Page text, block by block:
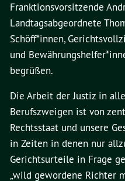
Franktionsvorsitzende
Landtagsabgeordnete
Schöff*innen,
und
begrüßen.
Die Arbeit der Justiz in
Berufszweigen ist von
Rechtsstaat und unsere
in Zeiten in denen nur
Gerichtsurteile in Frage
„wild gewordene Richter